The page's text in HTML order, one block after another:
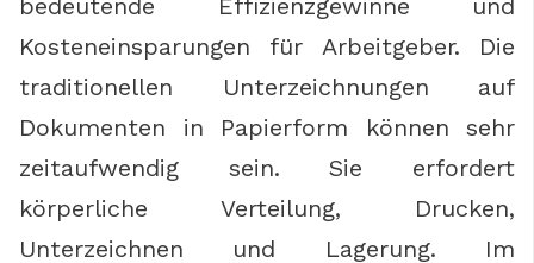
bedeutende Effizienzgewinne und
Kosteneinsparungen für Arbeitgeber. Die
traditionellen Unterzeichnungen auf
Dokumenten in Papierform können sehr
zeitaufwendig sein. Sie erfordert
körperliche Verteilung, Drucken,
Unterzeichnen und Lagerung. Im